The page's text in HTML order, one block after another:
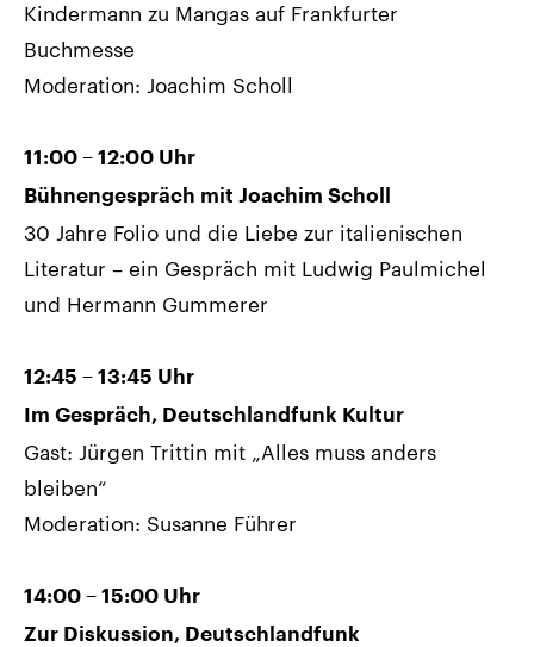
Kindermann zu Mangas auf Frankfurter
Buchmesse
Moderation: Joachim Scholl
11:00 – 12:00 Uhr
Bühnengespräch mit Joachim Scholl
30 Jahre Folio und die Liebe zur italienischen
Literatur – ein Gespräch mit Ludwig Paulmichel
und Hermann Gummerer
12:45 – 13:45 Uhr
Im Gespräch, Deutschlandfunk Kultur
Gast: Jürgen Trittin mit „Alles muss anders
bleiben“
Moderation: Susanne Führer
14:00 – 15:00 Uhr
Zur Diskussion, Deutschlandfunk